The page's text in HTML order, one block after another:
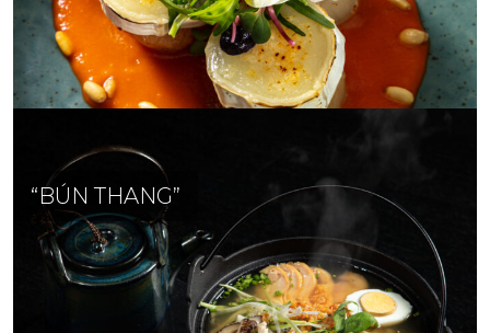
“BÚN THANG”